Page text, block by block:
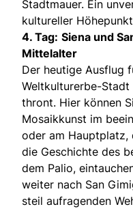
Stadtmauer. Ein
kultureller
4. Tag: Siena und
Mittelalter
Der heutige Ausflug
Weltkulturerbe-Stadt
thront. Hier können
Mosaikkunst im
oder am Hauptplatz,
die Geschichte des
dem Palio,
weiter nach San
steil aufragenden